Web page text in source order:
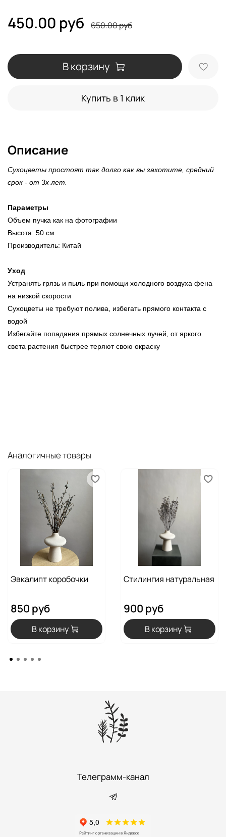
450.00 руб 650.00 руб
В корзину
Купить в 1 клик
Описание
Сухоцветы простоят так долго как вы захотите, cредний
срок - от 3х лет.
Параметры
Объем пучка как на фотографии
Высота: 50 см
Производитель: Китай
Уход
Устранять грязь и пыль при помощи холодного воздуха фена
на низкой скорости
Сухоцветы не требуют полива, избегать прямого контакта с
водой
Избегайте попадания прямых солнечных лучей, от яркого
света растения быстрее теряют свою окраску
Аналогичные товары
Эвкалипт коробочки
850 руб
В корзину
Стилингия натуральная
900 руб
В корзину
Телеграмм-канал